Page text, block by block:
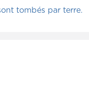
tombés par terre.